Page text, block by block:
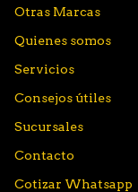
Otras Marcas
Quienes somos
Servicios
Consejos útiles
Sucursales
Contacto
Cotizar Whatsapp